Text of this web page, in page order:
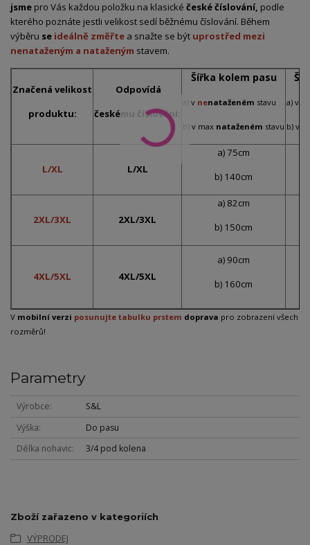
jsme pro Vás každou položku na klasické české číslování, podle
kterého poznáte jestli velikost sedí běžnému číslování. Během
výběru se ideálně změřte a snažte se být uprostřed mezi
nenataženým a nataženým stavem.
Značená velikost
produktu:
Odpovídá
českému číslování:
Šířka kolem pasu
a) v nenataženém stavu
b) v max nataženém stavu
a) v
b) v
L/XL L/XL
a) 75cm
b) 140cm
2XL/3XL 2XL/3XL
a) 82cm
b) 150cm
4XL/5XL 4XL/5XL
a) 90cm
b) 160cm
V mobilní verzi posunujte tabulku prstem doprava pro zobrazení všech
rozměrů!
Parametry
Výrobce
S&L
Výška
Do pasu
Délka nohavic
3/4 pod kolena
Zboží zařazeno v kategoriích
VÝPRODEJ